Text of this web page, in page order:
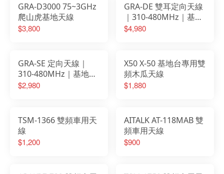
GRA-D3000 75~3GHz
爬山虎基地天線
$3,800
GRA-DE 雙耳定向天線
｜310-480MHz｜基地
台天線
$4,980
GRA-SE 定向天線｜
310-480MHz｜基地台
天線
$2,980
X50 X-50 基地台專用雙
頻木瓜天線
$1,880
TSM-1366 雙頻車用天
線
$1,200
AITALK AT-118MAB 雙
頻車用天線
$900